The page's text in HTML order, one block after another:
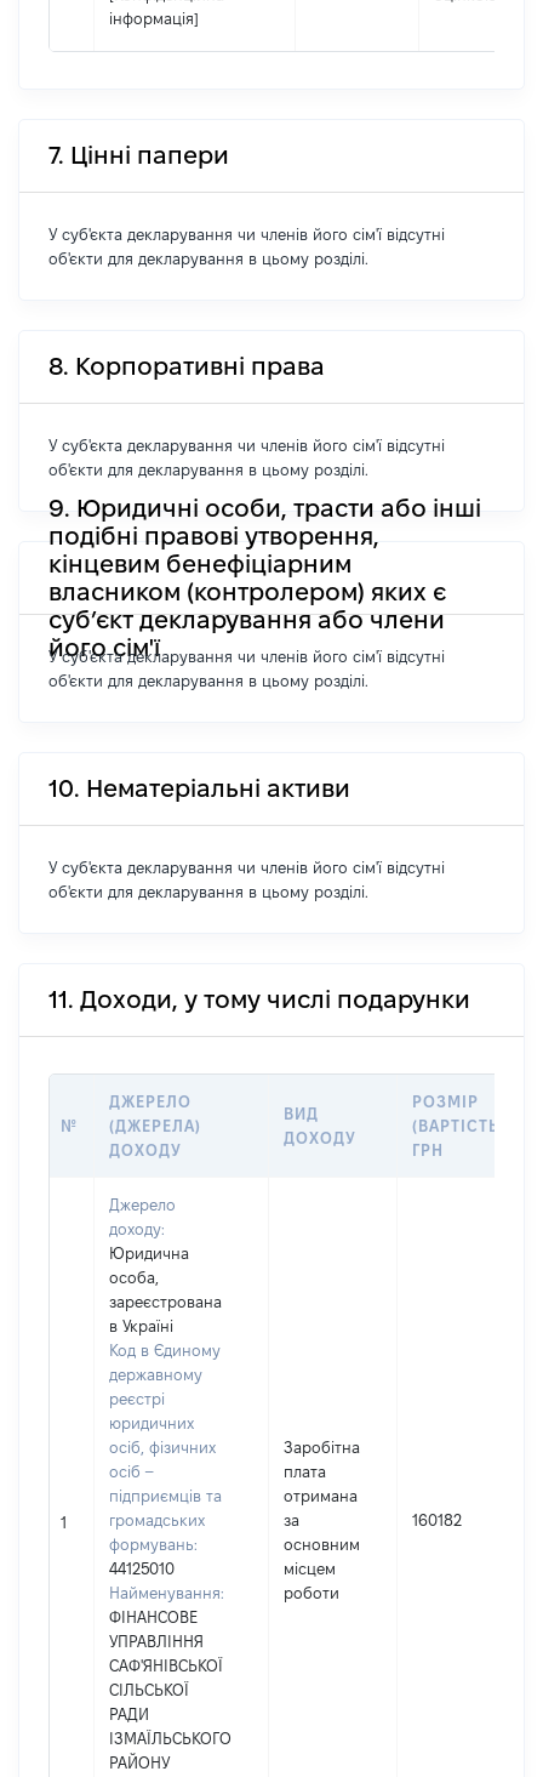
інформація]
7. Цінні папери
У суб'єкта декларування чи членів його сім'ї відсутні
об'єкти для декларування в цьому розділі.
8. Корпоративні права
У суб'єкта декларування чи членів його сім'ї відсутні
об'єкти для декларування в цьому розділі.
9. Юридичні особи, трасти або інші
подібні правові утворення,
кінцевим бенефіціарним
власником (контролером) яких є
суб’єкт декларування або члени
його сім'ї
У суб'єкта декларування чи членів його сім'ї відсутні
об'єкти для декларування в цьому розділі.
10. Нематеріальні активи
У суб'єкта декларування чи членів його сім'ї відсутні
об'єкти для декларування в цьому розділі.
11. Доходи, у тому числі подарунки
№
ДЖЕРЕЛО
(ДЖЕРЕЛА)
ДОХОДУ
ВИД
ДОХОДУ
РОЗМІР
(ВАРТІСТЬ),
ГРН
1
Джерело
доходу:
Юридична
особа,
зареєстрована
в Україні
Код в Єдиному
державному
реєстрі
юридичних
осіб, фізичних
осіб –
підприємців та
громадських
формувань:
44125010
Найменування:
ФІНАНСОВЕ
УПРАВЛІННЯ
САФ'ЯНІВСЬКОЇ
СІЛЬСЬКОЇ
РАДИ
ІЗМАЇЛЬСЬКОГО
РАЙОНУ
Заробітна
плата
отримана
за
основним
місцем
роботи
160182